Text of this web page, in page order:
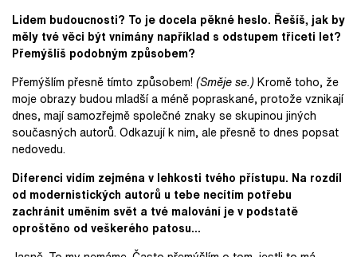
Lidem budoucnosti? To je docela pěkné heslo. Řešíš, jak by
měly tvé věci být vnímány například s odstupem třiceti let?
Přemýšlíš podobným způsobem?
Přemýšlím přesně tímto způsobem! (Směje se.)Kromě toho, že
moje obrazy budou mladší a méně popraskané, protože vznikají
dnes, mají samozřejmě společné znaky se skupinou jiných
současných autorů. Odkazují k nim, ale přesně to dnes popsat
nedovedu.
Diferenci vidím zejména v lehkosti tvého přístupu. Na rozdíl
od modernistických autorů u tebe necítím potřebu
zachránit uměním svět a tvé malování je v podstatě
oproštěno od veškerého patosu...